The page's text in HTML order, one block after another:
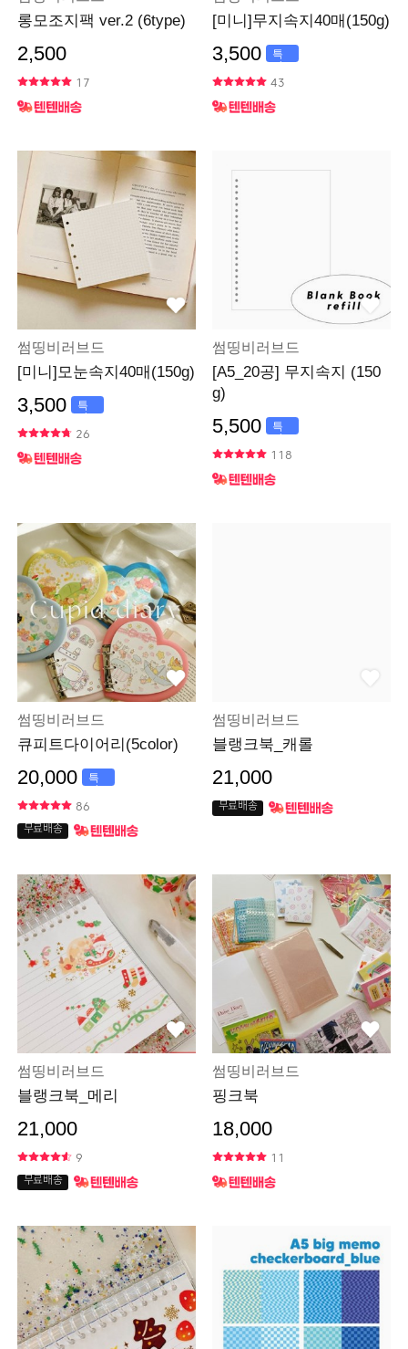
롱모조지팩 ver.2 (6type)
2,500
17
[미니]무지속지40매(150g)
3,500
특
가
43
썸띵비러브드
[미니]모눈속지40매(150g)
3,500
특
가
26
썸띵비러브드
[A5_20공] 무지속지 (150
g)
5,500
특
가
118
썸띵비러브드
큐피트다이어리(5color)
20,000
특
가
86
무료배송
썸띵비러브드
블랭크북_캐롤
21,000
무료배송
썸띵비러브드
블랭크북_메리
21,000
9
무료배송
썸띵비러브드
핑크북
18,000
11